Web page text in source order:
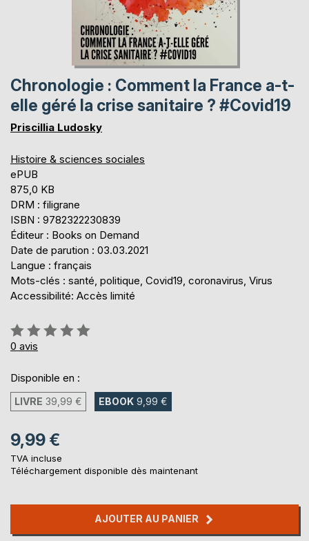
Chronologie : Comment la France a-t-
elle géré la crise sanitaire ? #Covid19
Priscillia Ludosky
Histoire & sciences sociales
ePUB
875,0 KB
DRM : filigrane
ISBN : 9782322230839
Éditeur : Books on Demand
Date de parution : 03.03.2021
Langue : français
Mots-clés : santé, politique, Covid19, coronavirus, Virus
Accessibilité: Accès limité
Évaluation:
0%
0 avis
Disponible en :
LIVRE 39,99 € EBOOK 9,99 €
9,99 €
TVA incluse
Téléchargement disponible dès maintenant
AJOUTER AU PANIER